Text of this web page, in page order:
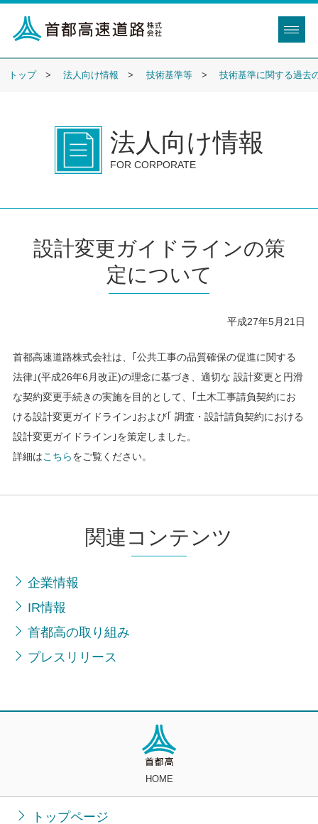
トップ 法人向け情報 技術基準等 技術基準に関する過去
法人向け情報
FOR CORPORATE
設計変更ガイドラインの策
定について
平成27年5月21日
首都高速道路株式会社は、｢公共工事の品質確保の促進に関する
法律｣(平成26年6月改正)の理念に基づき、適切な 設計変更と円滑
な契約変更手続きの実施を目的として、｢土木工事請負契約にお
ける設計変更ガイドライン｣および｢ 調査・設計請負契約における
設計変更ガイドライン｣を策定しました。
詳細はこちらをご覧ください。
関連コンテンツ
企業情報
IR情報
首都高の取り組み
プレスリリース
HOME
トップページ